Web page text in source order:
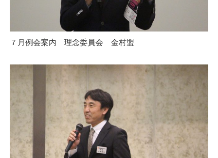
７月例会案内 理念委員会 金村盟